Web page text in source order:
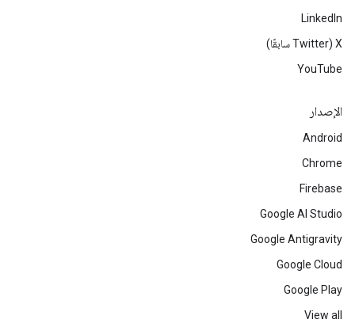
LinkedIn
‫X ‏(Twitter سابقًا)
YouTube
الإصدار
Android
Chrome
Firebase
Google AI Studio
Google Antigravity
Google Cloud
Google Play
View all